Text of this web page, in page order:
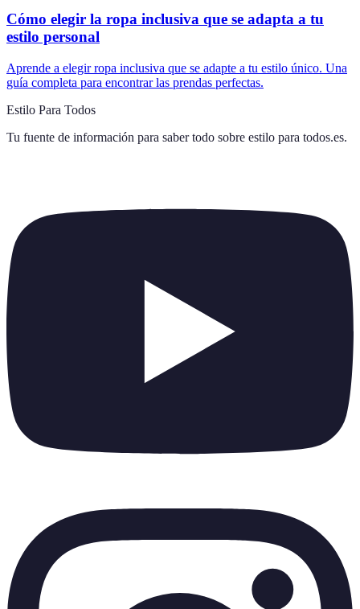
Cómo elegir la ropa inclusiva que se adapta a tu
estilo personal
Aprende a elegir ropa inclusiva que se adapte a tu estilo único. Una
guía completa para encontrar las prendas perfectas.
Estilo Para Todos
Tu fuente de información para saber todo sobre estilo para todos.es.